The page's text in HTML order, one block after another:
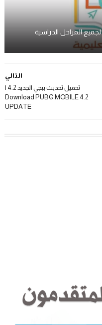
المراحل الدراسية
التالي
تحميل تحديث ببجي الجديد 4.2 |
Download PUBG MOBILE 4.2
UPDATE